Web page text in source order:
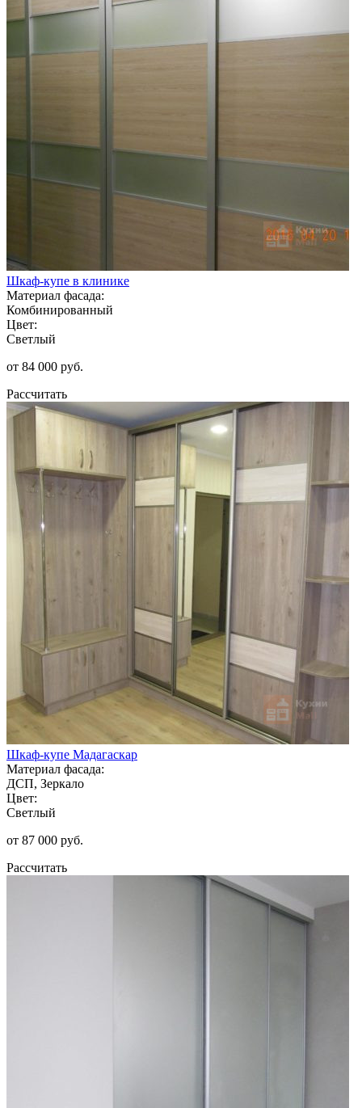
Шкаф-купе в клинике
Материал фасада:
Комбинированный
Цвет:
Светлый
от 84 000 руб.
Рассчитать
Шкаф-купе Мадагаскар
Материал фасада:
ДСП, Зеркало
Цвет:
Светлый
от 87 000 руб.
Рассчитать